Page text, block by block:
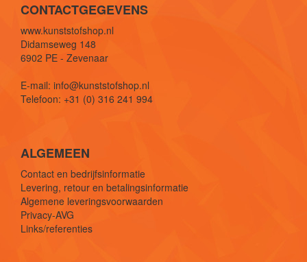
CONTACTGEGEVENS
www.kunststofshop.nl
Didamseweg 148
6902 PE - Zevenaar
E-mail: info@kunststofshop.nl
Telefoon: +31 (0) 316 241 994
ALGEMEEN
Contact en bedrijfsinformatie
Levering, retour en betalingsinformatie
Algemene leveringsvoorwaarden
Privacy-AVG
Links/referenties